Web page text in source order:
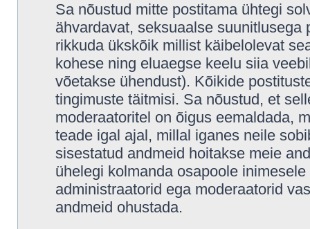
Sa nõustud mitte postitama ühtegi
ähvardavat, seksuaalse
rikkuda ükskõik millist käibelolevat
kohese ning eluaegse keelu siia
võetakse ühendust). Kõikide
tingimuste täitmisi. Sa nõustud, et
moderaatoritel on õigus eemaldada,
teade igal ajal, millal iganes neile
sisestatud andmeid hoitakse meie
ühelegi kolmanda osapoole
administraatorid ega moderaatorid
andmeid ohustada.